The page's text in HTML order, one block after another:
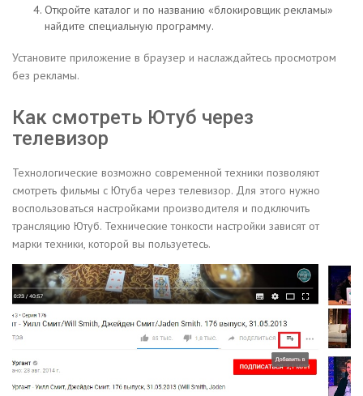
Откройте каталог и по названию «блокировщик рекламы»
найдите специальную программу.
Установите приложение в браузер и наслаждайтесь просмотром
без рекламы.
Как смотреть Ютуб через
телевизор
Технологические возможно современной техники позволяют
смотреть фильмы с Ютуба через телевизор. Для этого нужно
воспользоваться настройками производителя и подключить
трансляцию Ютуб. Технические тонкости настройки зависят от
марки техники, которой вы пользуетесь.